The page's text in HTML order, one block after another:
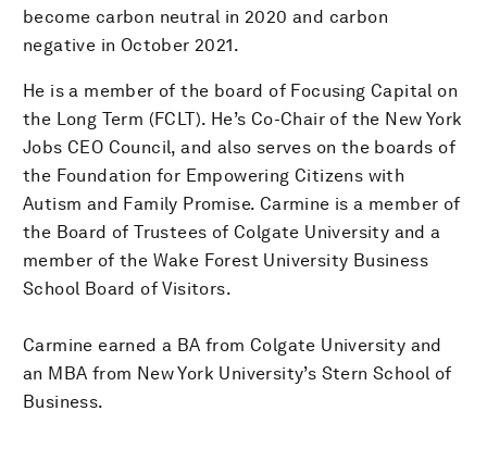
become carbon neutral in 2020 and carbon
negative in October 2021.
He is a member of the board of Focusing Capital on
the Long Term (FCLT). He’s Co-Chair of the New York
Jobs CEO Council, and also serves on the boards of
the Foundation for Empowering Citizens with
Autism and Family Promise. Carmine is a member of
the Board of Trustees of Colgate University and a
member of the Wake Forest University Business
School Board of Visitors.
Carmine earned a BA from Colgate University and
an MBA from New York University’s Stern School of
Business.